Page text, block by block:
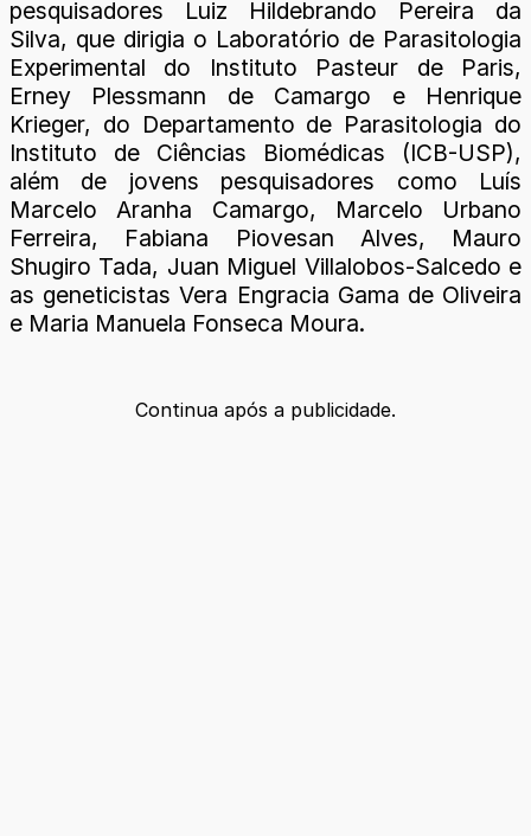
pesquisadores Luiz Hildebrando Pereira da
Silva, que dirigia o Laboratório de Parasitologia
Experimental do Instituto Pasteur de Paris,
Erney Plessmann de Camargo e Henrique
Krieger, do Departamento de Parasitologia do
Instituto de Ciências Biomédicas (ICB-USP),
além de jovens pesquisadores como Luís
Marcelo Aranha Camargo, Marcelo Urbano
Ferreira, Fabiana Piovesan Alves, Mauro
Shugiro Tada, Juan Miguel Villalobos-Salcedo e
as geneticistas Vera Engracia Gama de Oliveira
e Maria Manuela Fonseca Moura.
Continua após a publicidade.